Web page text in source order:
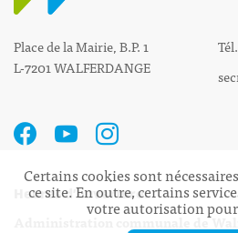
Place de la Mairie, B.P. 1
L-7201 WALFERDANGE
Heures d’ouverture:
Administration communale de
Certains cookies sont
ce site. En outre, certains
votre autorisation